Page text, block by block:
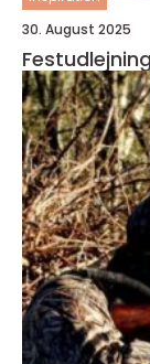
30. August 2025